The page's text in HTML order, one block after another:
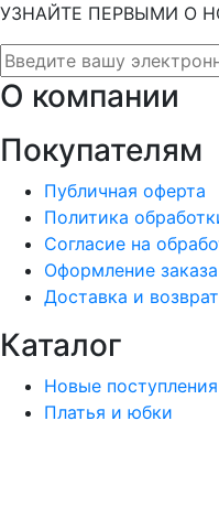
УЗНАЙТЕ ПЕРВЫМИ О
О компании
Покупателям
Публичная оферта
Политика
Согласие на
Оформление
Доставка и возврат
Каталог
Новые поступления
Платья и юбки